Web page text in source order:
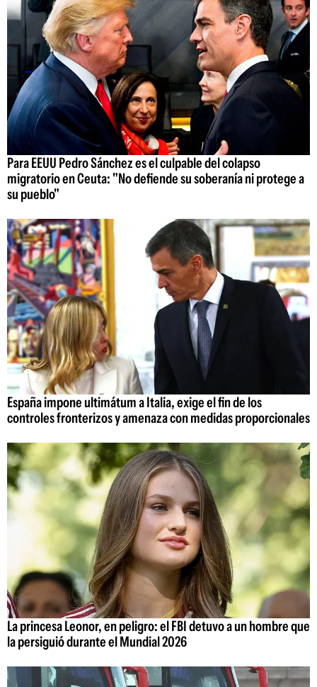
Para EEUU Pedro Sánchez es el culpable del colapso
migratorio en Ceuta: "No defiende su soberanía ni protege a
su pueblo"
España impone ultimátum a Italia, exige el fin de los
controles fronterizos y amenaza con medidas proporcionales
La princesa Leonor, en peligro: el FBI detuvo a un hombre que
la persiguió durante el Mundial 2026